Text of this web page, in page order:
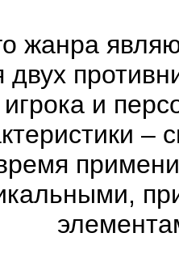
жанра
двух
и
–